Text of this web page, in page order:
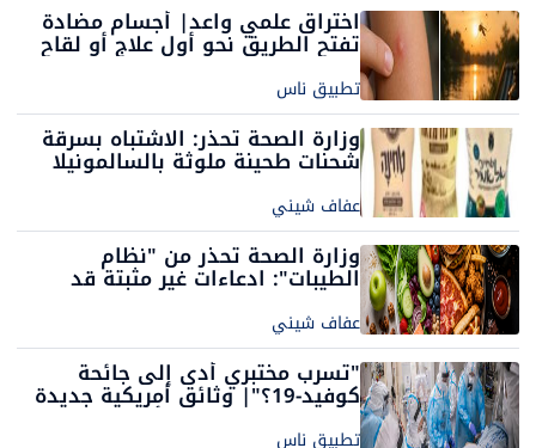
اختراق علمي واعد| أجسام مضادة
تفتح الطريق نحو أول علاج أو لقاح
لفيروس غرب النيل
تطبيق ناس
وزارة الصحة تحذر: الاشتباه بسرقة
شحنات طحينة ملوثة بالسالمونيلا
كانت معدّة للإتلاف
عفاف شيني
وزارة الصحة تحذر من "نظام
الطيبات": ادعاءات غير مثبتة قد
تعرّض الصحة للخطر
عفاف شيني
"تسرب مختبري أدى إلى جائحة
كوفيد-19؟"| وثائق أمريكية جديدة
تعيد الجدل حول منشأ كورونا
تطبيق ناس